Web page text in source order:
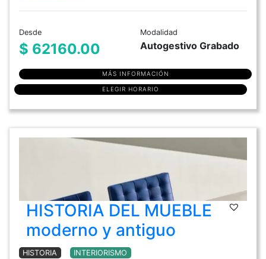
Desde
$ 62160.00
Modalidad
Autogestivo Grabado
MÁS INFORMACIÓN
ELEGIR HORARIO
HISTORIA DEL MUEBLE
moderno y antiguo
HISTORIA INTERIORISMO